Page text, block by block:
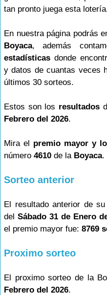
tan pronto juega esta
En nuestra página podrás
Boyaca, además
estadísticas donde
y datos de cuantas veces
últimos 30 sorteos.
Estos son los resultados
Febrero del 2026.
Mira el premio mayor y
número 4610 de la Boyaca.
Sorteo anterior
El resultado anterior de su
del Sábado 31 de Enero
el premio mayor fue: 8769
Proximo sorteo
El proximo sorteo de la
Febrero del 2026.